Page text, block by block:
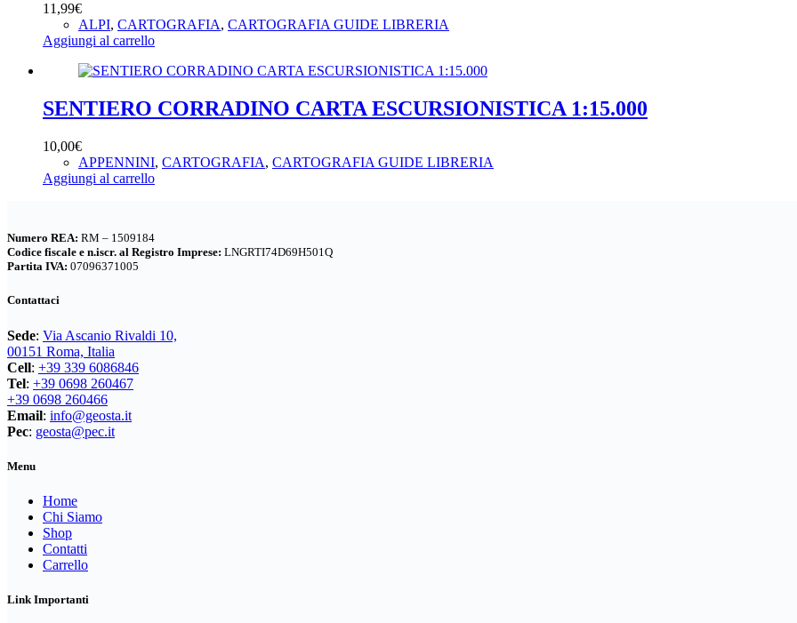
11,99€
ALPI, CARTOGRAFIA, CARTOGRAFIA GUIDE LIBRERIA
Aggiungi al carrello
SENTIERO CORRADINO CARTA ESCURSIONISTICA 1:15.000
10,00€
APPENNINI, CARTOGRAFIA, CARTOGRAFIA GUIDE LIBRERIA
Aggiungi al carrello
Numero REA: RM – 1509184
Codice fiscale e n.iscr. al Registro Imprese: LNGRTI74D69H501Q
Partita IVA: 07096371005
Contattaci
Sede: Via Ascanio Rivaldi 10,
00151 Roma, Italia
Cell: +39 339 6086846
Tel: +39 0698 260467
+39 0698 260466
Email: info@geosta.it
Pec: geosta@pec.it
Menu
Home
Chi Siamo
Shop
Contatti
Carrello
Link Importanti